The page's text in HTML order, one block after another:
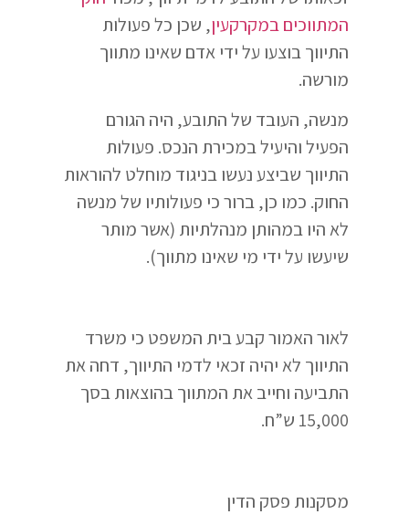
המתווכים במקרקעין, שכן כל פעולות
התיווך בוצעו על ידי אדם שאינו מתווך
מורשה.
מנשה, העובד של התובע, היה הגורם
הפעיל והיעיל במכירת הנכס. פעולות
התיווך שביצע נעשו בניגוד מוחלט להוראות
החוק. כמו כן, ברור כי פעולותיו של מנשה
לא היו במהותן מנהלתיות (אשר מותר
שיעשו על ידי מי שאינו מתווך).
לאור האמור קבע בית המשפט כי משרד
התיווך לא יהיה זכאי לדמי התיווך, דחה את
התביעה וחייב את המתווך בהוצאות בסך
15,000 ש”ח.
מסקנות פסק הדין